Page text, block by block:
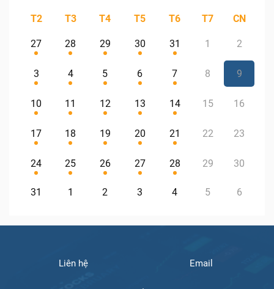
T2 T3 T4 T5 T6 T7 CN
27 28 29 30 31 1 2
3 4 5 6 7 8 9
10 11 12 13 14 15 16
17 18 19 20 21 22 23
24 25 26 27 28 29 30
31 1 2 3 4 5 6
Liên hệ Email